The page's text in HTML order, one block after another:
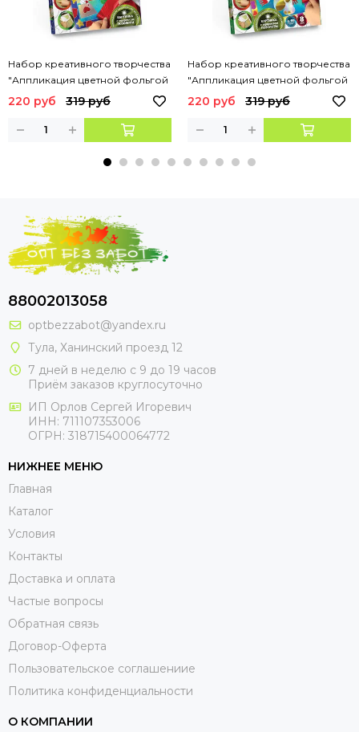
Набор креативного творчества
"Аппликация цветной фольгой
" Лисичка
220 руб 319 руб
Набор креативного творчества
"Аппликация цветной фольгой
" Бегемотик
220 руб 319 руб
88002013058
optbezzabot@yandex.ru
Тула, Ханинский проезд 12
7 дней в неделю с 9 до 19 часов
Приём заказов круглосуточно
ИП Орлов Сергей Игоревич
ИНН: 711107353006
ОГРН: 318715400064772
НИЖНЕЕ МЕНЮ
Главная
Каталог
Условия
Контакты
Доставка и оплата
Частые вопросы
Обратная связь
Договор-Оферта
Пользовательское соглашениие
Политика конфиденциальности
О КОМПАНИИ